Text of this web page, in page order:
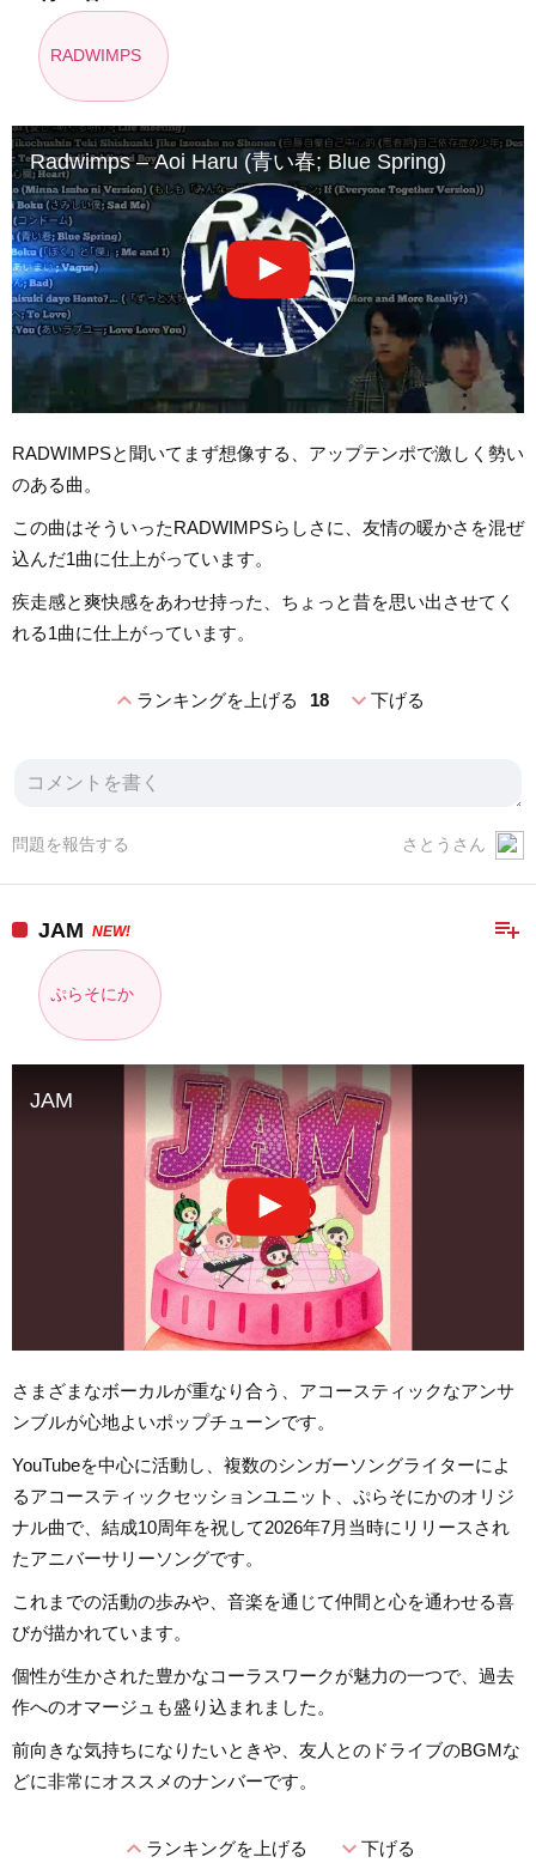
RADWIMPS
Radwimps – Aoi Haru (青い春; Blue Spring)
RADWIMPSと聞いてまず想像する、アップテンポで激しく勢い
のある曲。
この曲はそういったRADWIMPSらしさに、友情の暖かさを混ぜ
込んだ1曲に仕上がっています。
疾走感と爽快感をあわせ持った、ちょっと昔を思い出させてく
れる1曲に仕上がっています。
expand_lessランキングを上げる 18 expand_more下げる
さとうさん
問題を報告する
playlist_add
JAM NEW!
ぷらそにか
JAM
さまざまなボーカルが重なり合う、アコースティックなアンサ
ンブルが心地よいポップチューンです。
YouTubeを中心に活動し、複数のシンガーソングライターによ
るアコースティックセッションユニット、ぷらそにかのオリジ
ナル曲で、結成10周年を祝して2026年7月当時にリリースされ
たアニバーサリーソングです。
これまでの活動の歩みや、音楽を通じて仲間と心を通わせる喜
びが描かれています。
個性が生かされた豊かなコーラスワークが魅力の一つで、過去
作へのオマージュも盛り込まれました。
前向きな気持ちになりたいときや、友人とのドライブのBGMな
どに非常にオススメのナンバーです。
expand_lessランキングを上げる expand_more下げる